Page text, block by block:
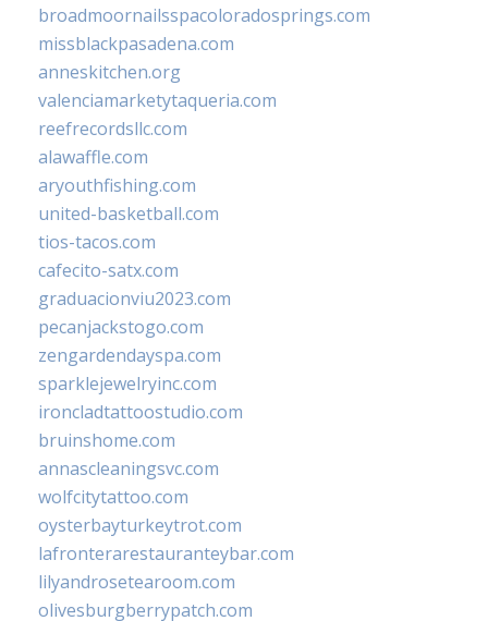
broadmoornailsspacoloradosprings.com
missblackpasadena.com
anneskitchen.org
valenciamarketytaqueria.com
reefrecordsllc.com
alawaffle.com
aryouthfishing.com
united-basketball.com
tios-tacos.com
cafecito-satx.com
graduacionviu2023.com
pecanjackstogo.com
zengardendayspa.com
sparklejewelryinc.com
ironcladtattoostudio.com
bruinshome.com
annascleaningsvc.com
wolfcitytattoo.com
oysterbayturkeytrot.com
lafronterarestauranteybar.com
lilyandrosetearoom.com
olivesburgberrypatch.com